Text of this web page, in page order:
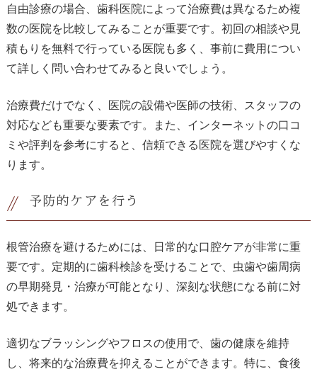
自由診療の場合、歯科医院によって治療費は異なるため複
数の医院を比較してみることが重要です。初回の相談や見
積もりを無料で行っている医院も多く、事前に費用につい
て詳しく問い合わせてみると良いでしょう。
治療費だけでなく、医院の設備や医師の技術、スタッフの
対応なども重要な要素です。また、インターネットの口コ
ミや評判を参考にすると、信頼できる医院を選びやすくな
ります。
予防的ケアを行う
根管治療を避けるためには、日常的な口腔ケアが非常に重
要です。定期的に歯科検診を受けることで、虫歯や歯周病
の早期発見・治療が可能となり、深刻な状態になる前に対
処できます。
適切なブラッシングやフロスの使用で、歯の健康を維持
し、将来的な治療費を抑えることができます。特に、食後